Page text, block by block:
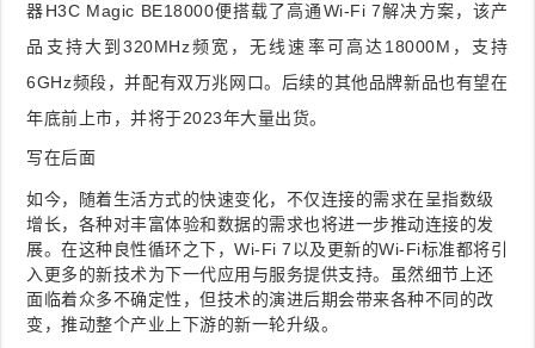
器H3C Magic BE18000便搭载了高通Wi-Fi 7解决方案，该产
品支持大到320MHz频宽，无线速率可高达18000M，支持
6GHz频段，并配有双万兆网口。后续的其他品牌新品也有望在
年底前上市，并将于2023年大量出货。
写在后面
如今，随着生活方式的快速变化，不仅连接的需求在呈指数级
增长，各种对丰富体验和数据的需求也将进一步推动连接的发
展。在这种良性循环之下，Wi-Fi 7以及更新的Wi-Fi标准都将引
入更多的新技术为下一代应用与服务提供支持。虽然细节上还
面临着众多不确定性，但技术的演进后期会带来各种不同的改
变，推动整个产业上下游的新一轮升级。